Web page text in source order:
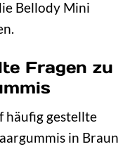
Bellody Mini
Fragen zu
häufig gestellte
in Braun